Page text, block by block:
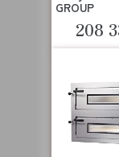
GROUP
208